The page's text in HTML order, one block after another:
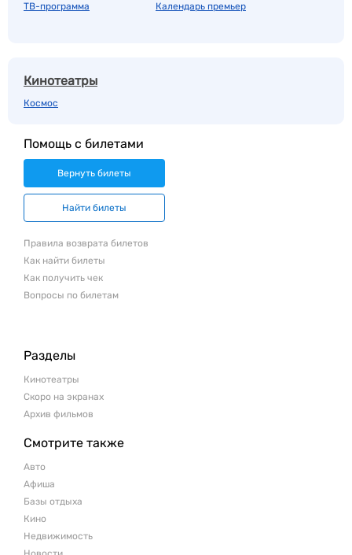
ТВ-программа
Календарь премьер
Кинотеатры
Космос
Помощь с билетами
Вернуть билеты
Найти билеты
Правила возврата билетов
Как найти билеты
Как получить чек
Вопросы по билетам
Разделы
Кинотеатры
Скоро на экранах
Архив фильмов
Смотрите также
Авто
Афиша
Базы отдыха
Кино
Недвижимость